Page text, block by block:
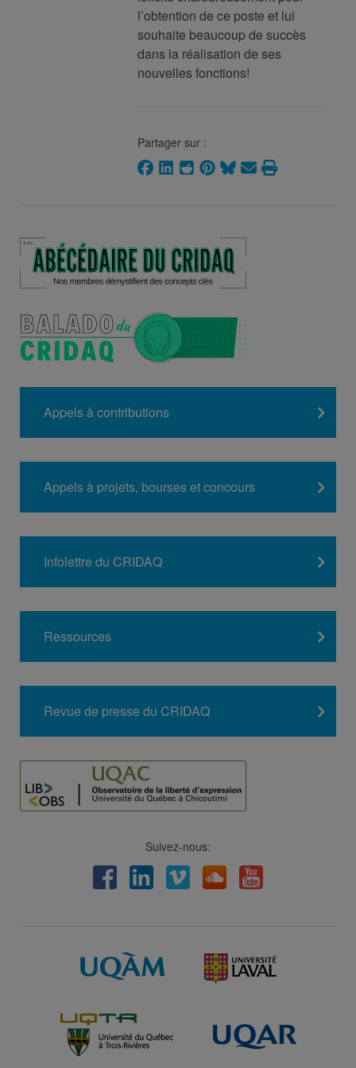
l’obtention de ce poste et lui
souhaite beaucoup de succès
dans la réalisation de ses
nouvelles fonctions!
Partager sur :
Appels à contributions
Appels à projets, bourses et concours
Infolettre du CRIDAQ
Ressources
Revue de presse du CRIDAQ
Suivez-nous:
FacebookLinkedInViméo Soundcloud
Youtube